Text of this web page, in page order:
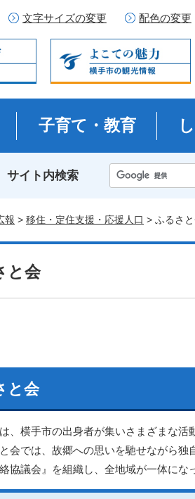
文字サイズの変更 配色の変更
子育て・教育
サイト内検索
報 > 移住・定住支援・応援人口 > ふるさ
と会
と会
、横手市の出身者が集いさまざまな活
会では、故郷への思いを馳せながら
協議会』を組織し、全地域が一体にな